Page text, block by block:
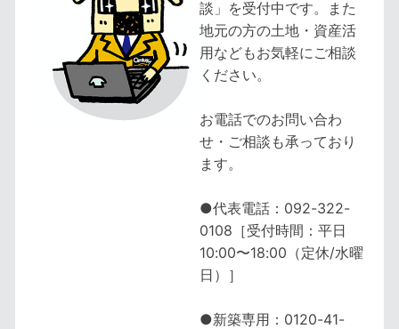
談」を受付中です。また
地元の方の土地・資産活
用などもお気軽にご相談
ください。
お電話でのお問い合わ
せ・ご相談も承っており
ます。
●代表電話：092-322-
0108［受付時間：平日
10:00〜18:00（定休/水曜
日）］
●新築専用：0120-41-